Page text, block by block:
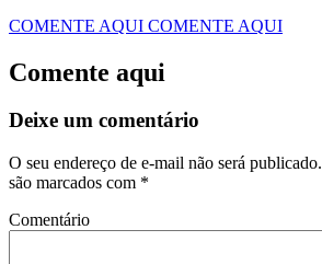
COMENTE AQUI COMENTE AQUI
Comente aqui
Deixe um comentário
O seu endereço de e-mail não será publicado.
são marcados com *
Comentário